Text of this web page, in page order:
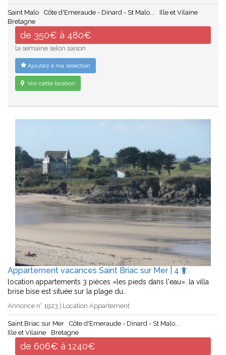
Saint Malo Côte d'Emeraude - Dinard - St Malo...
Ille et Vilaine
Bretagne
de 350€ à 480€
la semaine selon saison
Ajoutez à ma sélection
Voir cette location
Appartement vacances Saint Briac sur Mer | 4
location appartements 3 pièces «les pieds dans l'eau». la villa
brise bise est située sur la plage du…
Annonce n° 1923 | Location Appartement
Saint Briac sur Mer
Côte d'Emeraude - Dinard - St Malo...
Ille et Vilaine
Bretagne
de 606€ à 1240€